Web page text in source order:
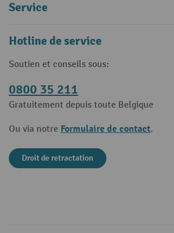
Service
Hotline de service
Soutien et conseils sous:
0800 35 211
Gratuitement depuis toute Belgique
Ou via notre Formulaire de contact.
Droit de retractation